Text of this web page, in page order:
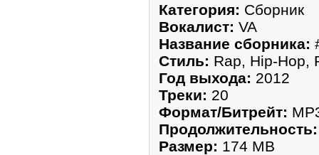
Категория: Сборник
Вокалист: VA
Название сборника:
Стиль: Rap, Hip-Hop,
Год выхода: 2012
Треки: 20
Формат/Битрейт:
Продолжительность:
Размер: 174 MB